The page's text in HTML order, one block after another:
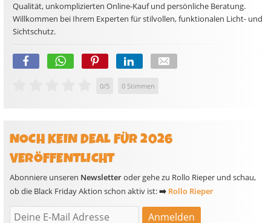
Qualität, unkomplizierten Online-Kauf und persönliche Beratung.
Willkommen bei Ihrem Experten für stilvollen, funktionalen Licht- und
Sichtschutz.
0/5 0 Stimmen
NOCH KEIN DEAL FÜR 2026
VERÖFFENTLICHT
Abonniere unseren Newsletteroder gehe zu Rollo Rieper und schau,
ob die Black Friday Aktion schon aktiv ist:➡️ Rollo Rieper